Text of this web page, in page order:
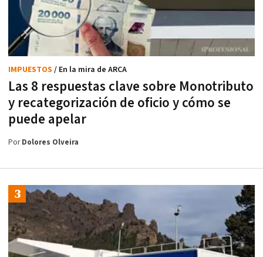
Las 8 respuestas clave sobre Monotributo
y recategorización de oficio y cómo se
puede apelar
IMPUESTOS / En la mira de ARCA
PorDolores Olveira